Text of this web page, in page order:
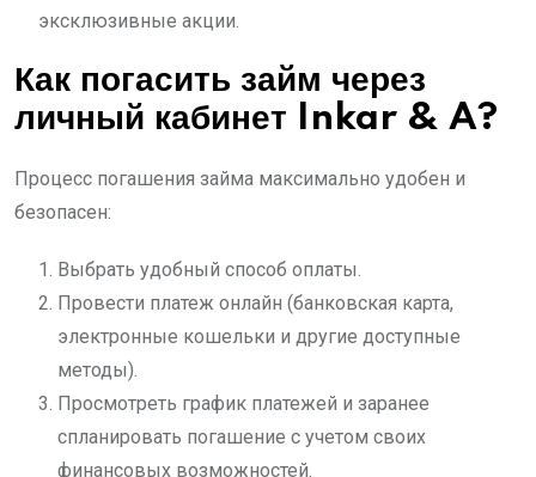
эксклюзивные акции.
Как погасить займ через
личный кабинет Inkar & A?
Процесс погашения займа максимально удобен и
безопасен:
Выбрать удобный способ оплаты.
Провести платеж онлайн (банковская карта,
электронные кошельки и другие доступные
методы).
Просмотреть график платежей и заранее
спланировать погашение с учетом своих
финансовых возможностей.